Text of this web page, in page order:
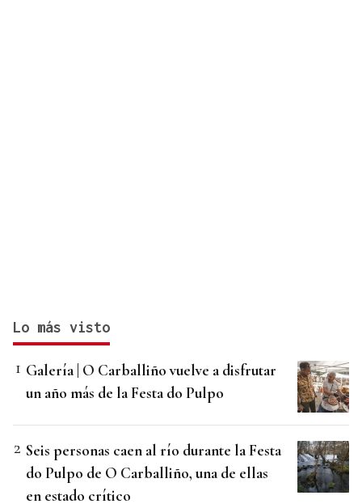
Lo más visto
Galería | O Carballiño vuelve a disfrutar
un año más de la Festa do Pulpo
Seis personas caen al río durante la Festa
do Pulpo de O Carballiño, una de ellas
en estado crítico